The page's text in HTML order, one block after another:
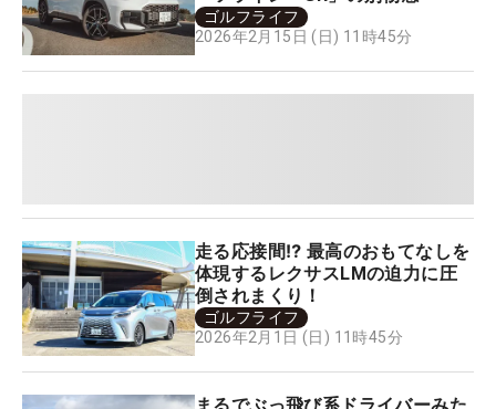
ゴルフライフ
2026年2月15日 (日) 11時45分
走る応接間⁉ 最高のおもてなしを
体現するレクサスLMの迫力に圧
倒されまくり！
ゴルフライフ
2026年2月1日 (日) 11時45分